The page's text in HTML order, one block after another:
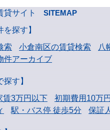
貸サイト
SITEMAP
を探す】
索
小倉南区の賃貸検索 八
件アーカイブ
探す】
賃3万円以下 初期費用10万
駅・バス停 徒歩5分 保証